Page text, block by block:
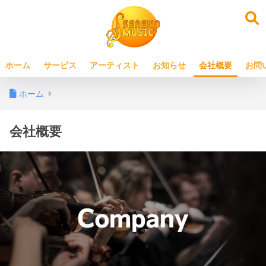
ホーム サービス アーティスト お知らせ 会社概要 お問
ホーム
会社概要